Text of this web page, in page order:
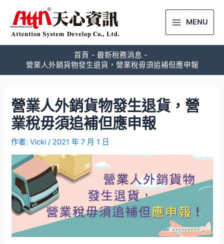
MENU
首頁
最新稅務消息
營業人外銷貨物發生退貨，營業稅毋須追補但應申報
營業人外銷貨物發生退貨，營
業稅毋須追補但應申報
作者:Vicki/ 2021 年 7 月 1 日